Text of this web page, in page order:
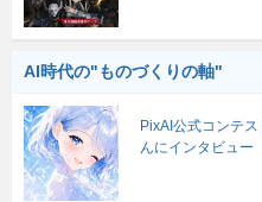
AI時代の"ものづくりの軸"
PixAI公式コンテ
んにインタビュー